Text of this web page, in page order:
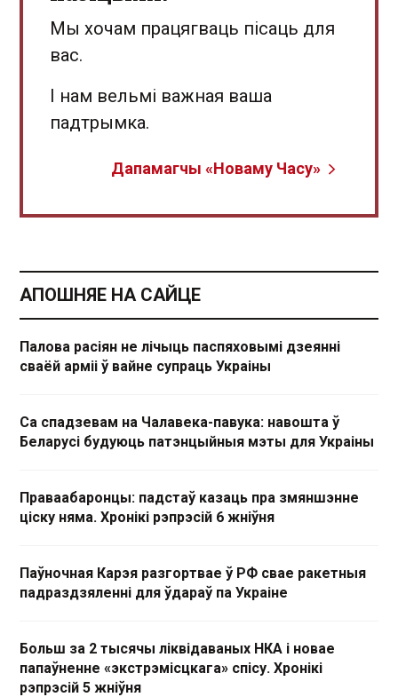
Мы хочам працягваць пісаць для
вас.
І нам вельмі важная ваша
падтрымка.
Дапамагчы «Новаму Часу»
АПОШНЯЕ НА САЙЦЕ
Палова расіян не лічыць паспяховымі дзеянні
сваёй арміі ў вайне супраць Украіны
Са спадзевам на Чалавека-павука: навошта ў
Беларусі будуюць патэнцыйныя мэты для Украіны
Праваабаронцы: падстаў казаць пра змяншэнне
ціску няма. Хронікі рэпрэсій 6 жніўня
Паўночная Карэя разгортвае ў РФ свае ракетныя
падраздзяленні для ўдараў па Украіне
Больш за 2 тысячы ліквідаваных НКА і новае
папаўненне «экстрэмісцкага» спісу. Хронікі
рэпрэсій 5 жніўня